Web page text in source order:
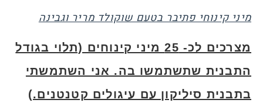
מיני קינוחי פתיבר בטעם שוקולד מריר וגבינה
מצרכים לכ- 25 מיני קינוחים (תלוי בגודל
התבנית שתשתמשו בה. אני השתמשתי
בתבנית סיליקון עם עיגולים קטנטנים.)